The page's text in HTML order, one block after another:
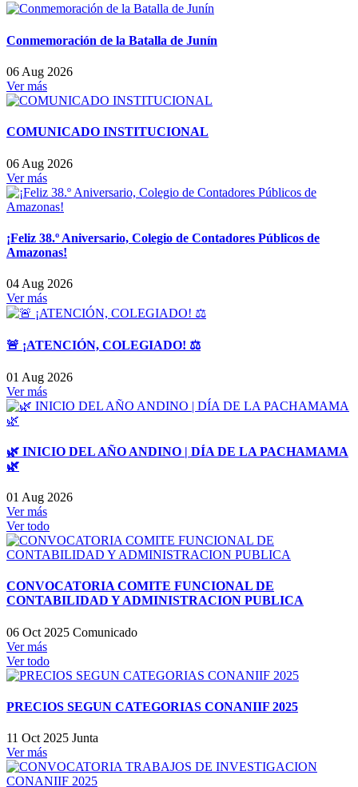
Conmemoración de la Batalla de Junín
06 Aug 2026
Ver más
COMUNICADO INSTITUCIONAL
06 Aug 2026
Ver más
¡Feliz 38.º Aniversario, Colegio de Contadores Públicos de
Amazonas!
04 Aug 2026
Ver más
🚨 ¡ATENCIÓN, COLEGIADO! ⚖️
01 Aug 2026
Ver más
🌿 INICIO DEL AÑO ANDINO | DÍA DE LA PACHAMAMA
🌿
01 Aug 2026
Ver más
Ver todo
CONVOCATORIA COMITE FUNCIONAL DE
CONTABILIDAD Y ADMINISTRACION PUBLICA
06 Oct 2025 Comunicado
Ver más
Ver todo
PRECIOS SEGUN CATEGORIAS CONANIIF 2025
11 Oct 2025 Junta
Ver más